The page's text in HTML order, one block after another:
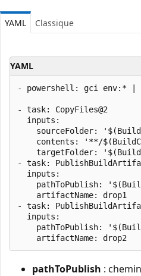
YAML Classique
YAML
- powershell: gci env:* |
- task: CopyFiles@2
  inputs:
sourceFolder:
contents: '**/
targetFolder:
- task:
  inputs:
pathToPublish:
    artifactName: drop1
- task:
  inputs:
pathToPublish:
pathToPublish :